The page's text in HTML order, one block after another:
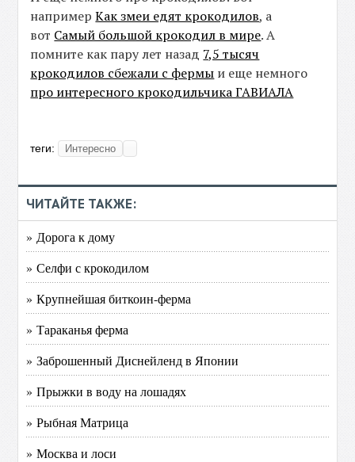
напримерКак змеи едят крокодилов, а
вот Самый большой крокодил в мире. А
помните как пару лет назад 7,5 тысяч
крокодилов сбежали с фермы и еще немного
про интересного крокодильчика ГАВИАЛА
теги: Интересно
ЧИТАЙТЕ ТАКЖЕ:
» Дорога к дому
» Селфи с крокодилом
» Крупнейшая биткоин-ферма
» Тараканья ферма
» Заброшенный Диснейленд в Японии
» Прыжки в воду на лошадях
» Рыбная Матрица
» Москва и лоси